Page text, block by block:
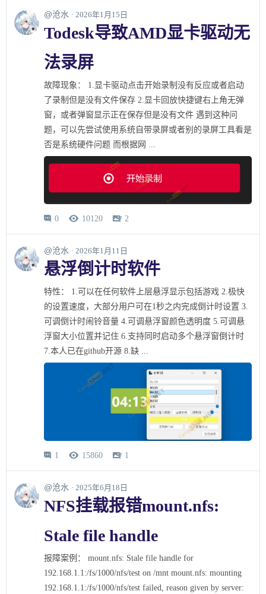
@沧水 · 2026年1月15日
Todesk导致AMD显卡驱动无
法录屏
故障现象： 1.显卡驱动点击开始录制没有反应或者启动
了录制但是没有文件保存 2.显卡回放快捷键右上角无弹
窗，或者弹窗显示正在保存但是没有文件 遇到这种问
题，可以先尝试使用系统自带录屏或者别的录屏工具看是
否是系统硬件问题 而根据网 ...
 0  10120  2
@沧水 · 2026年1月11日
悬浮倒计时软件
特性： 1.可以在任何软件上层悬浮显示包括游戏 2.极快
的设置速度，大部分用户可在1秒之内完成倒计时设置 3.
可调倒计时闹铃音量 4.可调悬浮窗颜色透明度 5.可调悬
浮窗大小位置并记住 6.支持同时启动多个悬浮窗倒计时
7.本人已在github开源 8.缺 ...
 1  15860  1
@沧水 · 2025年6月18日
NFS挂载报错mount.nfs:
Stale file handle
报障案例： mount.nfs: Stale file handle for
192.168.1.1:/fs/1000/nfs/test on /mnt mount.nfs: mounting
192.168.1.1:/fs/1000/nfs/test failed, reason given by server: